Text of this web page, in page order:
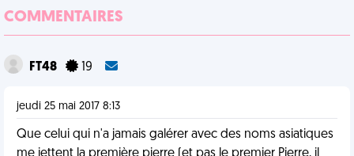
COMMENTAIRES
FT48 19
jeudi 25 mai 2017 8:13
Que celui qui n'a jamais galérer avec des noms asiatiques